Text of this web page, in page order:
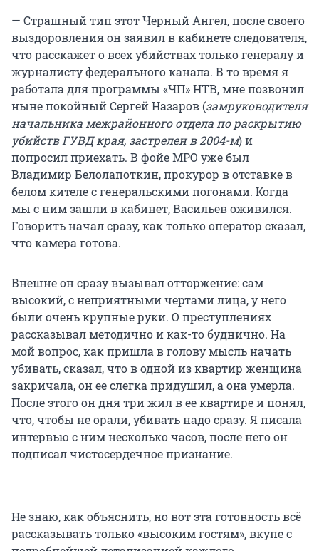
— Страшный тип этот Черный Ангел, после своего
выздоровления он заявил в кабинете следователя,
что расскажет о всех убийствах только генералу и
журналисту федерального канала. В то время я
работала для программы «ЧП» НТВ, мне позвонил
ныне покойный Сергей Назаров (замруководителя
начальника межрайонного отдела по раскрытию
убийств ГУВД края, застрелен в 2004-м) и
попросил приехать. В фойе МРО уже был
Владимир Белолапоткин, прокурор в отставке в
белом кителе с генеральскими погонами. Когда
мы с ним зашли в кабинет, Васильев оживился.
Говорить начал сразу, как только оператор сказал,
что камера готова.
Внешне он сразу вызывал отторжение: сам
высокий, с неприятными чертами лица, у него
были очень крупные руки. О преступлениях
рассказывал методично и как-то буднично. На
мой вопрос, как пришла в голову мысль начать
убивать, сказал, что в одной из квартир женщина
закричала, он ее слегка придушил, а она умерла.
После этого он дня три жил в ее квартире и понял,
что, чтобы не орали, убивать надо сразу. Я писала
интервью с ним несколько часов, после него он
подписал чистосердечное признание.
Не знаю, как объяснить, но вот эта готовность всё
рассказывать только «высоким гостям», вкупе с